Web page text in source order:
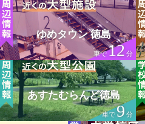
ゆめタウン 徳島
車で12分
あすたむらんど徳島
車で9分